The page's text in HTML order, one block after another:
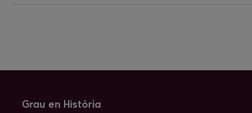
Grau en Història